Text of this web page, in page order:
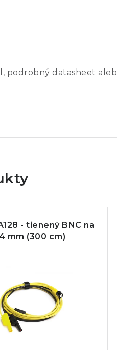
podrobný datasheet
- tienený BNC na
4 mm (300 cm)